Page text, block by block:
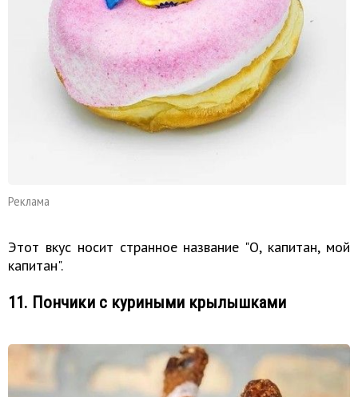
Реклама
Этот вкус носит странное название "О, капитан, мой
капитан".
11. Пончики с куриными крылышками